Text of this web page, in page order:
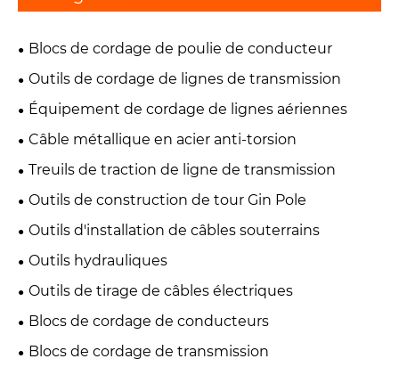
Blocs de cordage de poulie de conducteur
Outils de cordage de lignes de transmission
Équipement de cordage de lignes aériennes
Câble métallique en acier anti-torsion
Treuils de traction de ligne de transmission
Outils de construction de tour Gin Pole
Outils d'installation de câbles souterrains
Outils hydrauliques
Outils de tirage de câbles électriques
Blocs de cordage de conducteurs
Blocs de cordage de transmission